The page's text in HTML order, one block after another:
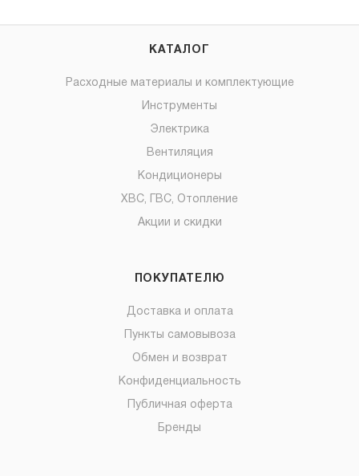
КАТАЛОГ
Расходные материалы и комплектующие
Инструменты
Электрика
Вентиляция
Кондиционеры
ХВС, ГВС, Отопление
Акции и скидки
ПОКУПАТЕЛЮ
Доставка и оплата
Пункты самовывоза
Обмен и возврат
Конфиденциальность
Публичная оферта
Бренды